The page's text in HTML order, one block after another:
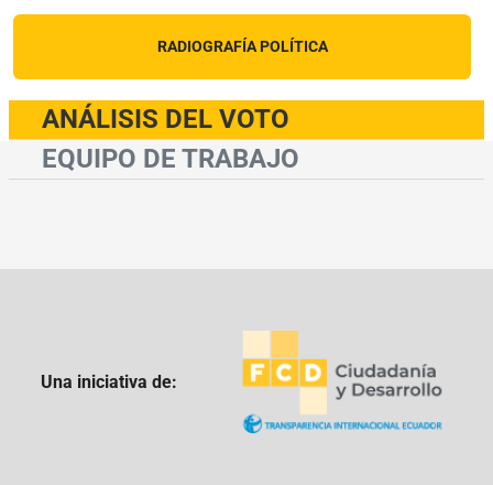
RADIOGRAFÍA POLÍTICA
ANÁLISIS DEL VOTO
EQUIPO DE TRABAJO
Una iniciativa de: